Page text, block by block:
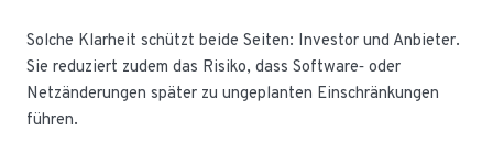
Solche Klarheit schützt beide Seiten: Investor und Anbieter.
Sie reduziert zudem das Risiko, dass Software‑ oder
Netzänderungen später zu ungeplanten Einschränkungen
führen.